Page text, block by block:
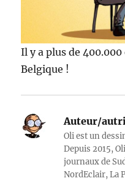
Il y a plus de
Belgique !
Auteur/
Oli est un
Depuis 2015,
journaux de
NordEclair, La